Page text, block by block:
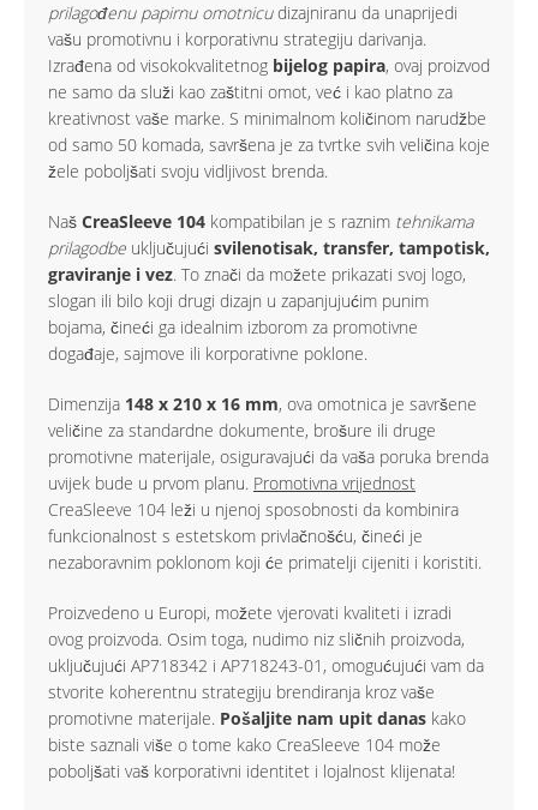
prilagođenu papirnu omotnicudizajniranu da unaprijedi
vašu promotivnu i korporativnu strategiju darivanja.
Izrađena od visokokvalitetnog bijelog papira, ovaj proizvod
ne samo da služi kao zaštitni omot, već i kao platno za
kreativnost vaše marke. S minimalnom količinom narudžbe
od samo 50 komada, savršena je za tvrtke svih veličina koje
žele poboljšati svoju vidljivost brenda.
Naš CreaSleeve 104 kompatibilan je s raznim tehnikama
prilagodbe uključujući svilenotisak, transfer, tampotisk,
graviranje i vez. To znači da možete prikazati svoj logo,
slogan ili bilo koji drugi dizajn u zapanjujućim punim
bojama, čineći ga idealnim izborom za promotivne
događaje, sajmove ili korporativne poklone.
Dimenzija 148 x 210 x 16 mm, ova omotnica je savršene
veličine za standardne dokumente, brošure ili druge
promotivne materijale, osiguravajući da vaša poruka brenda
uvijek bude u prvom planu. Promotivna vrijednost
CreaSleeve 104 leži u njenoj sposobnosti da kombinira
funkcionalnost s estetskom privlačnošću, čineći je
nezaboravnim poklonom koji će primatelji cijeniti i koristiti.
Proizvedeno u Europi, možete vjerovati kvaliteti i izradi
ovog proizvoda. Osim toga, nudimo niz sličnih proizvoda,
uključujući AP718342 i AP718243-01, omogućujući vam da
stvorite koherentnu strategiju brendiranja kroz vaše
promotivne materijale. Pošaljite nam upit danas kako
biste saznali više o tome kako CreaSleeve 104 može
poboljšati vaš korporativni identitet i lojalnost klijenata!